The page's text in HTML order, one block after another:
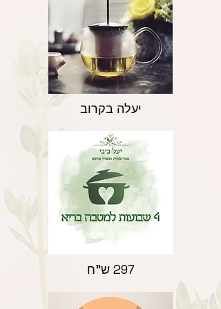
יעלה בקרוב
297 ש"ח